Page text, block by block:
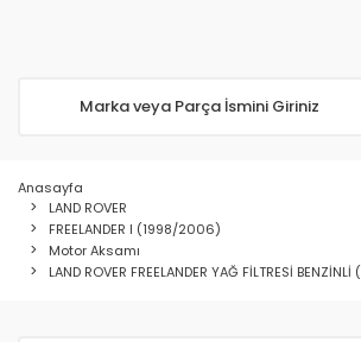
Anasayfa
LAND ROVER
FREELANDER I (1998/2006)
Motor Aksamı
LAND ROVER FREELANDER YAĞ FİLTRESİ